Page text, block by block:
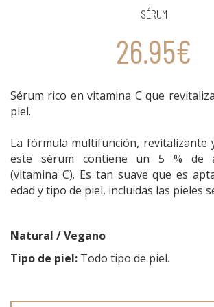
SÉRUM
26.95€
Sérum rico en vitamina C que
piel.
La fórmula multifunción, revitalizante
este sérum contiene un 5 % de
(vitamina C). Es tan suave que es
edad y tipo de piel, incluidas las pieles
Natural / Vegano
Tipo de piel: Todo tipo de piel.